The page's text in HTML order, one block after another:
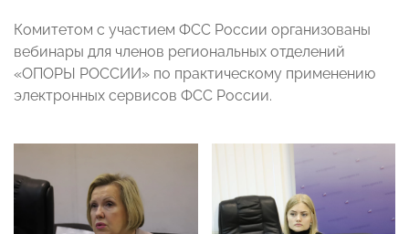
Комитетом с участием ФСС России организованы
вебинары для членов региональных отделений
«ОПОРЫ РОССИИ» по практическому применению
электронных сервисов ФСС России.